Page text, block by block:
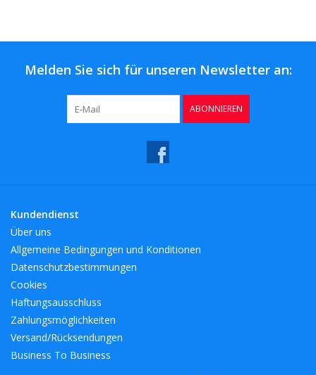
Melden Sie sich für unseren Newsletter an:
ABONNIEREN
Kundendienst
Über uns
Allgemeine Bedingungen und Konditionen
Datenschutzbestimmungen
Cookies
Haftungsausschluss
Zahlungsmöglichkeiten
Versand/Rücksendungen
Business To Business